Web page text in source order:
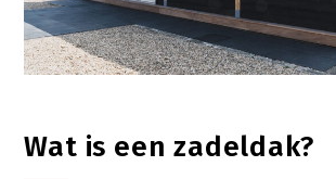
Wat is een zadeldak?